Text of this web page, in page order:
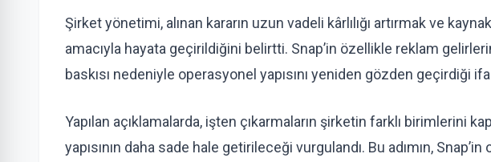
Şirket yönetimi, alınan kararın uzun vadeli kârlılığı artırmak ve
amacıyla hayata geçirildiğini belirtti. Snap’in özellikle reklam
baskısı nedeniyle operasyonel yapısını yeniden gözden geçirdiği
Yapılan açıklamalarda, işten çıkarmaların şirketin farklı birimlerini
yapısının daha sade hale getirileceği vurgulandı. Bu adımın,